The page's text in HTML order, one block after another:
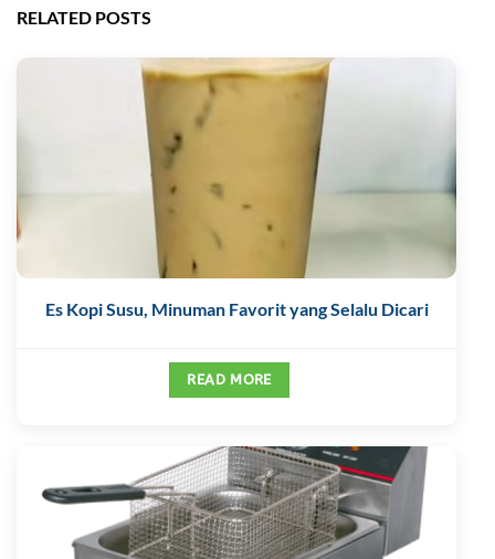
RELATED POSTS
Es Kopi Susu, Minuman Favorit yang Selalu Dicari
READ MORE